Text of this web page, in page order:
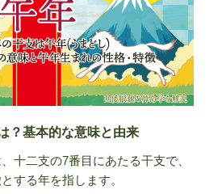
？基本的な意味と由来
十二支の7番目にあたる干支で、
する年を指します。